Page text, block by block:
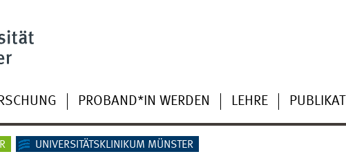
PROBAND*IN WERDEN LEHRE
UNIVERSITÄTSKLINIKUM MÜNSTER